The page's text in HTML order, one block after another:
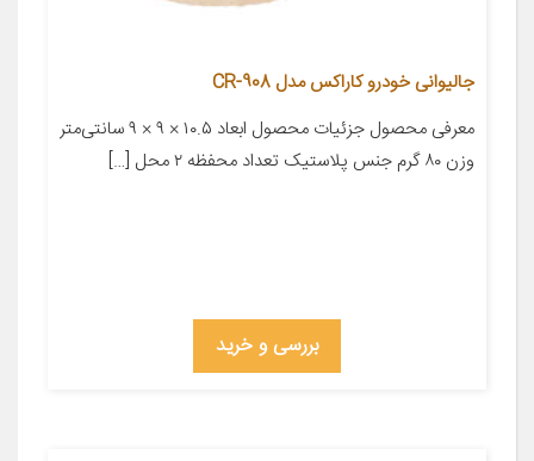
جالیوانی خودرو کاراکس مدل CR-908
معرفی محصول جزئیات محصول ابعاد ۱۰.۵ × ۹ × ۹ سانتی‌متر
وزن ۸۰ گرم جنس پلاستیک تعداد محفظه ۲ محل […]
بررسی و خرید